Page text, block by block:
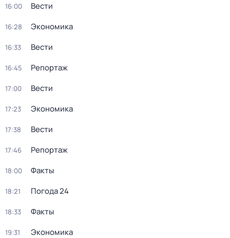
16:00 Вести
16:28 Экономика
16:33 Вести
16:45 Репортаж
17:00 Вести
17:23 Экономика
17:38 Вести
17:46 Репортаж
18:00 Факты
18:21 Погода 24
18:33 Факты
19:31 Экономика